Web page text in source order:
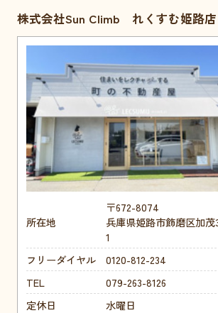
株式会社Sun Climb れくすむ姫路店
所在地
〒672-8074
兵庫県姫路市飾磨区加
1
フリーダイヤル
0120-812-234
TEL
079-263-8126
定休日
水曜日